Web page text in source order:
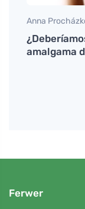
Anna
amalgama
Ferwer